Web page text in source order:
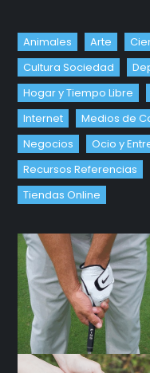
Animales Arte
Cultura Sociedad
Hogar y Tiempo Libre
Internet
Medios de
Negocios
Ocio y
Recursos Referencias
Tiendas Online